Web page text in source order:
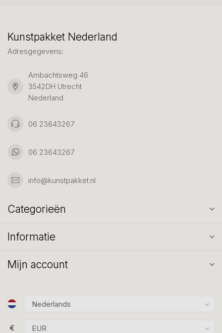
Kunstpakket Nederland
Adresgegevens:
Ambachtsweg 46
3542DH Utrecht
Nederland
06 23643267
06 23643267
info@kunstpakket.nl
Categorieën
Informatie
Mijn account
€